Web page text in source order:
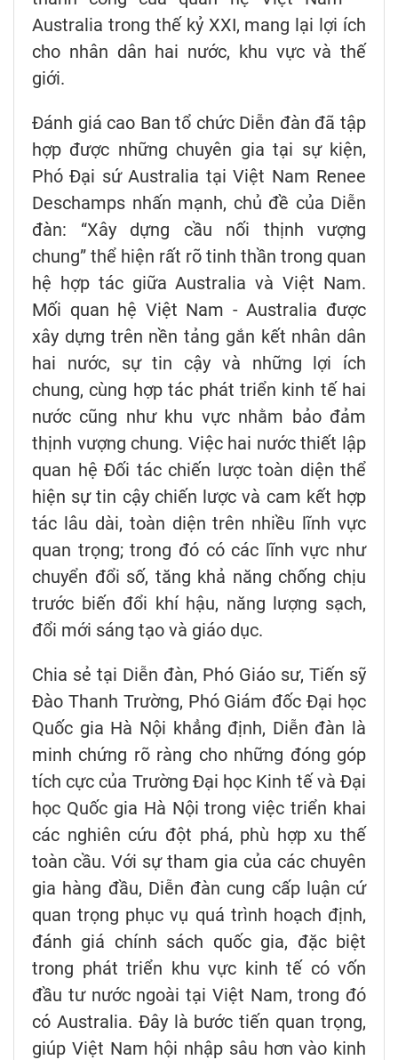
Australia trong thế kỷ XXI, mang lại lợi ích
cho nhân dân hai nước, khu vực và thế
giới.
Đánh giá cao Ban tổ chức Diễn đàn đã tập
hợp được những chuyên gia tại sự kiện,
Phó Đại sứ Australia tại Việt Nam Renee
Deschamps nhấn mạnh, chủ đề của Diễn
đàn: “Xây dựng cầu nối thịnh vượng
chung” thể hiện rất rõ tinh thần trong quan
hệ hợp tác giữa Australia và Việt Nam.
Mối quan hệ Việt Nam - Australia được
xây dựng trên nền tảng gắn kết nhân dân
hai nước, sự tin cậy và những lợi ích
chung, cùng hợp tác phát triển kinh tế hai
nước cũng như khu vực nhằm bảo đảm
thịnh vượng chung. Việc hai nước thiết lập
quan hệ Đối tác chiến lược toàn diện thể
hiện sự tin cậy chiến lược và cam kết hợp
tác lâu dài, toàn diện trên nhiều lĩnh vực
quan trọng; trong đó có các lĩnh vực như
chuyển đổi số, tăng khả năng chống chịu
trước biến đổi khí hậu, năng lượng sạch,
đổi mới sáng tạo và giáo dục.
Chia sẻ tại Diễn đàn, Phó Giáo sư, Tiến sỹ
Đào Thanh Trường, Phó Giám đốc Đại học
Quốc gia Hà Nội khẳng định, Diễn đàn là
minh chứng rõ ràng cho những đóng góp
tích cực của Trường Đại học Kinh tế và Đại
học Quốc gia Hà Nội trong việc triển khai
các nghiên cứu đột phá, phù hợp xu thế
toàn cầu. Với sự tham gia của các chuyên
gia hàng đầu, Diễn đàn cung cấp luận cứ
quan trọng phục vụ quá trình hoạch định,
đánh giá chính sách quốc gia, đặc biệt
trong phát triển khu vực kinh tế có vốn
đầu tư nước ngoài tại Việt Nam, trong đó
có Australia. Đây là bước tiến quan trọng,
giúp Việt Nam hội nhập sâu hơn vào kinh